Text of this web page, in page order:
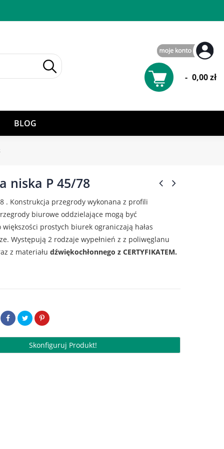
- 0,00 zł
BLOG
niska P 45/78
. Konstrukcja przegrody wykonana z profili
biurowe oddzielające mogą być
prostych biurek ograniczają hałas
Występują 2 rodzaje wypełnień z z poliwęglanu
z materiału dźwiękochłonnego z CERTYFIKATEM.
Skonfiguruj Produkt!